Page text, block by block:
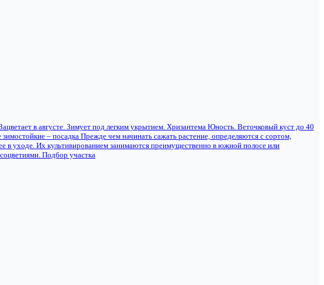
в августе. Зимует под легким укрытием. Хризантема Юность. Веточковый куст до 40
– посадка Прежде чем начинать сажать растение, определяются с сортом,
в уходе. Их культивированием занимаются преимущественно в южной полосе или
Подбор участка